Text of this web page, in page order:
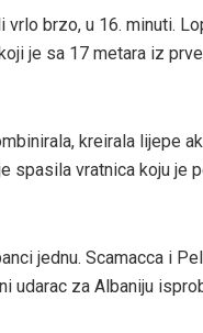
brzo, u 16. minuti.
je sa 17 metara iz
kreirala lijepe
spasila vratnica koju je
jednu. Scamacca i
udarac za Albaniju